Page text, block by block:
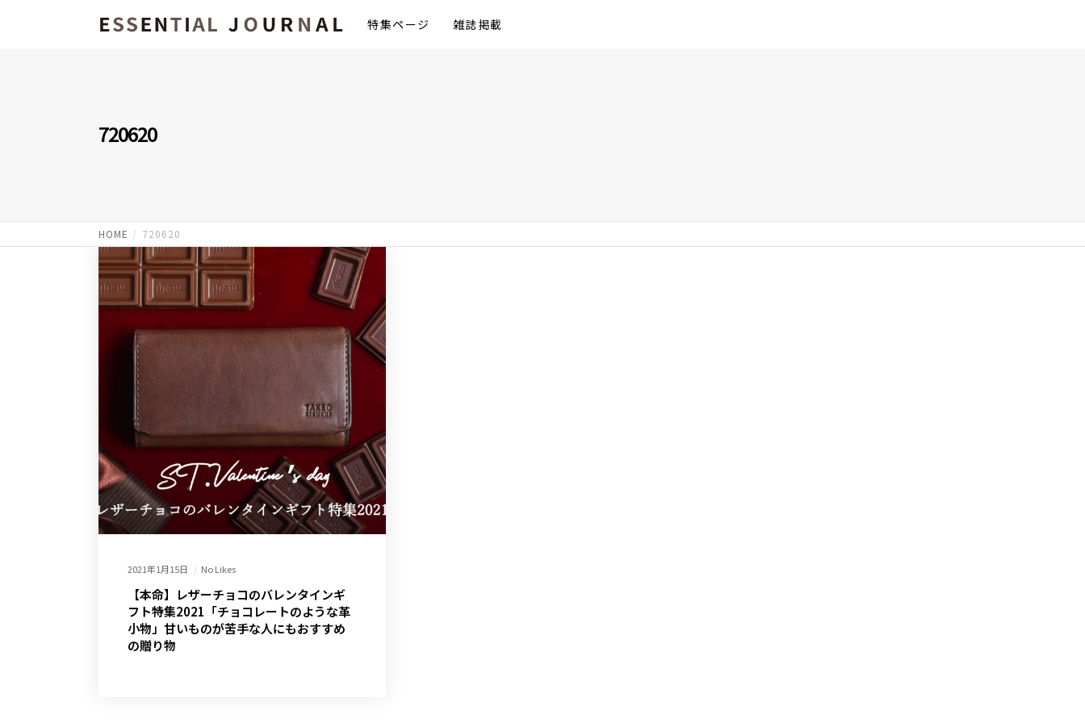
特集ページ 雑誌掲載
720620
HOME 720620
2021年1月15日 No Likes
【本命】レザーチョコのバレンタインギ
フト特集2021「チョコレートのような革
小物」甘いものが苦手な人にもおすすめ
の贈り物